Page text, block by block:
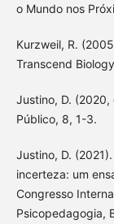
o Mundo nos
Kurzweil, R.
Transcend
Justino, D.
Público, 8, 1-3.
Justino, D.
incerteza: um
Congresso
Psicopedagogia,